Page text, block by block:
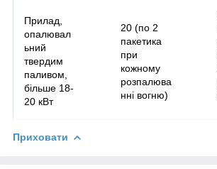
Прилад,
опалювал
ьний
твердим
паливом,
більше 18-
20 кВт
20 (по 2
пакетика
при
кожному
розпалюва
нні вогню)
Приховати